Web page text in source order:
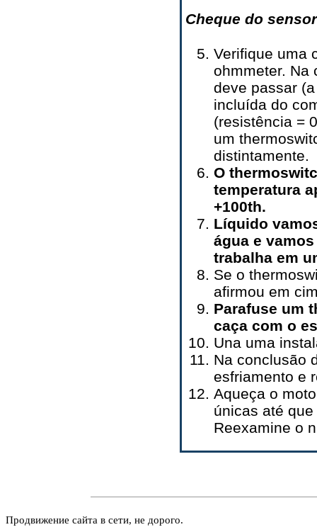
Cheque do
Verifique uma
ohmmeter. Na
deve passar
incluída do
(resistência =
um
distintamente.
O
temperatura
+100th.
Líquido
água e
trabalha em
Se o
afirmou em
Parafuse um
caça com o
Una uma
Na conclusão
esfriamento e
Aqueça o
únicas até
Reexamine o
Продвижение сайта в сети, не дорого.